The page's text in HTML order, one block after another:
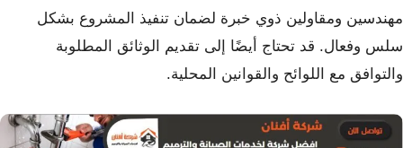
مهندسين ومقاولين ذوي خبرة لضمان تنفيذ المشروع بشكل
سلس وفعال. قد تحتاج أيضًا إلى تقديم الوثائق المطلوبة
والتوافق مع اللوائح والقوانين المحلية.